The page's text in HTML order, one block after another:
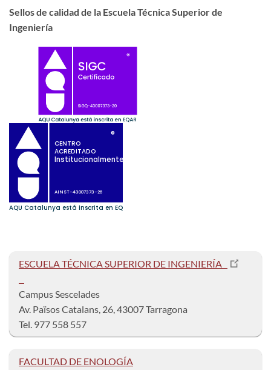
Sellos de calidad de la Escuela Técnica Superior de
Ingeniería
ESCUELA TÉCNICA SUPERIOR DE INGENIERÍA
Campus
Av. Països Catalans, 26, 43007 Tarragona
Tel. 977 558 557
FACULTAD DE ENOLOGÍA